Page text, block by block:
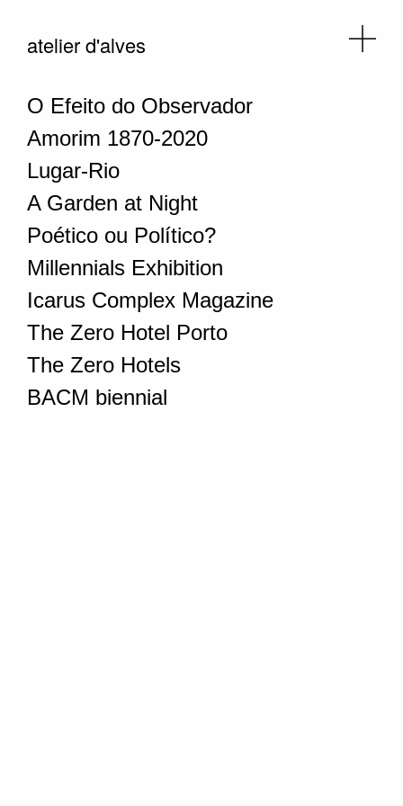
atelier d'alves
O Efeito do Observador
Amorim 1870-2020
Lugar-Rio
A Garden at Night
Poético ou Político?
Millennials Exhibition
Icarus Complex Magazine
The Zero Hotel Porto
The Zero Hotels
BACM biennial